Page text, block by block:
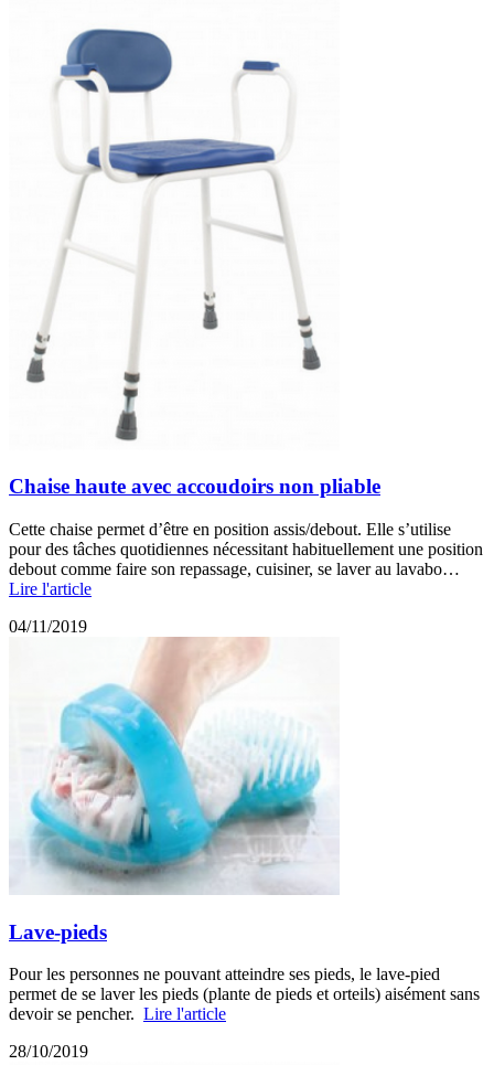
Chaise haute avec accoudoirs non pliable
Cette chaise permet d’être en position assis/debout. Elle s’utilise
pour des tâches quotidiennes nécessitant habituellement une position
debout comme faire son repassage, cuisiner, se laver au lavabo…
Lire l'article
04/11/2019
Lave-pieds
Pour les personnes ne pouvant atteindre ses pieds, le lave-pied
permet de se laver les pieds (plante de pieds et orteils) aisément sans
devoir se pencher. Lire l'article
28/10/2019